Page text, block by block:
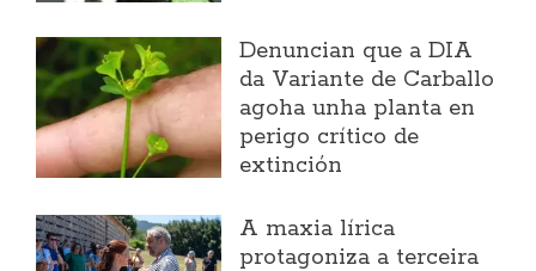
Denuncian que a DIA
da Variante de Carballo
agoha unha planta en
perigo crítico de
extinción
A maxia lírica
protagoniza a terceira